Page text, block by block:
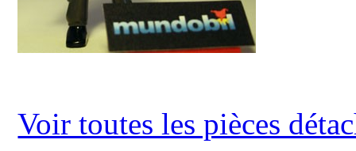
Voir toutes les pièces